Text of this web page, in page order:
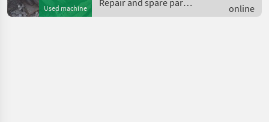
Used machine
Repair and spare parts
/ Steyr
online